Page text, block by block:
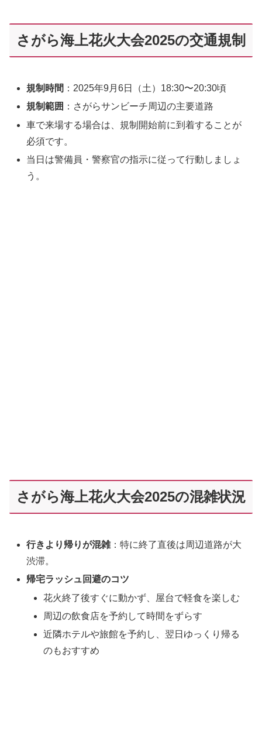
さがら海上花火大会2025の交通規制
規制時間 ：2025年9月6日（土）18:30〜20:30頃
規制範囲 ：さがらサンビーチ周辺の主要道路
車で来場する場合は、規制開始前に到着することが
必須です。
当日は警備員・警察官の指示に従って行動しましょ
う。
さがら海上花火大会2025の混雑状況
行きより帰りが混雑：特に終了直後は周辺道路が大
渋滞。
帰宅ラッシュ回避のコツ
花火終了後すぐに動かず、屋台で軽食を楽しむ
周辺の飲食店を予約して時間をずらす
近隣ホテルや旅館を予約し、翌日ゆっくり帰る
のもおすすめ